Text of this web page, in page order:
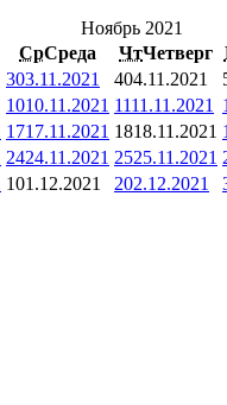
Ноябрь 2021
СрСреда ЧтЧетверг
303.11.2021 404.11.2021
1010.11.2021 1111.11.2021
1717.11.2021 1818.11.2021
2424.11.2021 2525.11.2021
101.12.2021 202.12.2021